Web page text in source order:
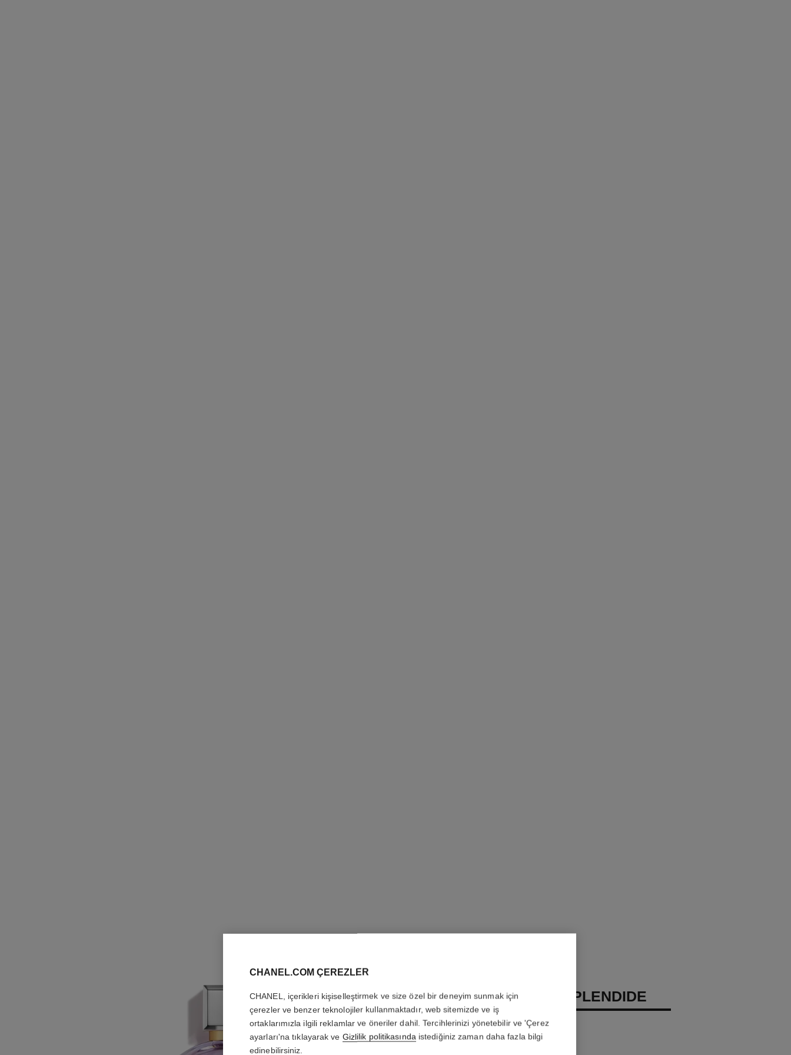
CHANCE EAU SPLENDIDE
Eau de Parfum Spray
Daha fazla ayrıntı
CHANEL.COM ÇEREZLER
CHANEL, içerikleri kişiselleştirmek ve size özel bir deneyim sunmak için
çerezler ve benzer teknolojiler kullanmaktadır, web sitemizde ve iş
ortaklarımızla ilgili reklamlar ve öneriler dahil. Tercihlerinizi yönetebilir ve 'Çerez
ayarları'na tıklayarak ve Gizlilik politikasında istediğiniz zaman daha fazla bilgi
edinebilirsiniz.